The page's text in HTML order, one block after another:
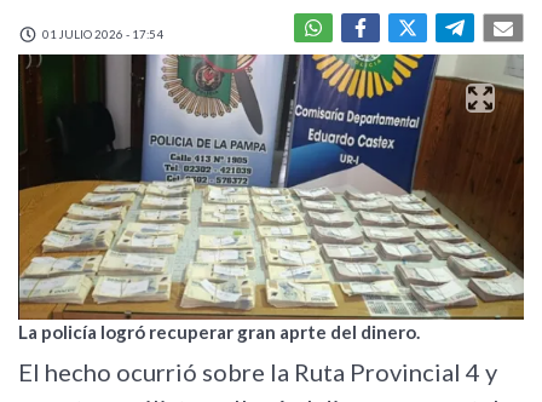
01 JULIO 2026 - 17:54
La policía logró recuperar gran aprte del dinero.
El hecho ocurrió sobre la Ruta Provincial 4 y